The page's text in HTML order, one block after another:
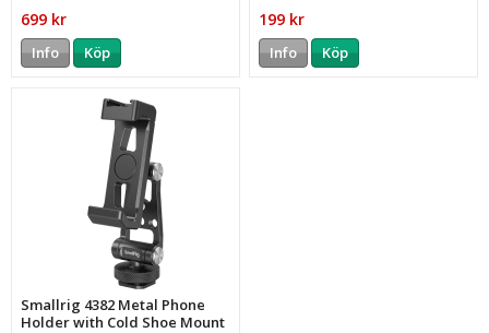
699 kr
Info Köp
199 kr
Info Köp
Smallrig 4382 Metal Phone
Holder with Cold Shoe Mount